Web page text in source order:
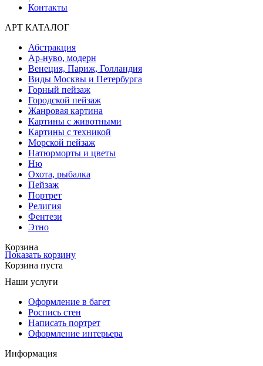
Контакты
АРТ КАТАЛОГ
Абстракция
Ар-нуво, модерн
Венеция, Париж, Голландия
Виды Москвы и Петербурга
Горный пейзаж
Городской пейзаж
Жанровая картина
Картины с животными
Картины с техникой
Морской пейзаж
Натюрморты и цветы
Ню
Охота, рыбалка
Пейзаж
Портрет
Религия
Фентези
Этно
Корзина
Показать корзину
Корзина пуста
Наши услуги
Оформление в багет
Роспись стен
Написать портрет
Оформление интерьера
Информация